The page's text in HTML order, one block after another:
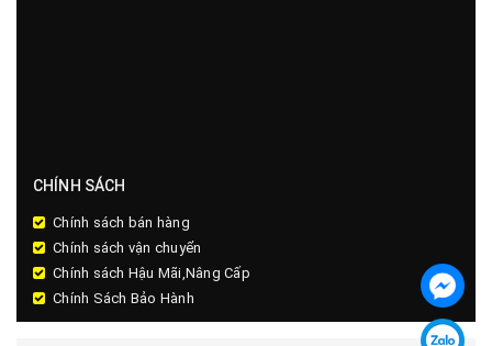
CHÍNH SÁCH
Chính sách bán hàng
Chính sách vận chuyển
Chính sách Hậu Mãi,Nâng Cấp
Chính Sách Bảo Hành